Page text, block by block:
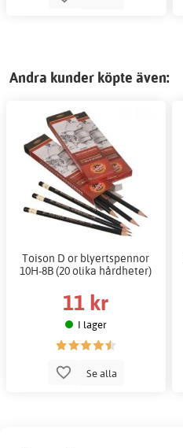
Andra kunder köpte även:
Toison D or blyertspennor
10H-8B (20 olika hårdheter)
11 kr
I lager
Se alla